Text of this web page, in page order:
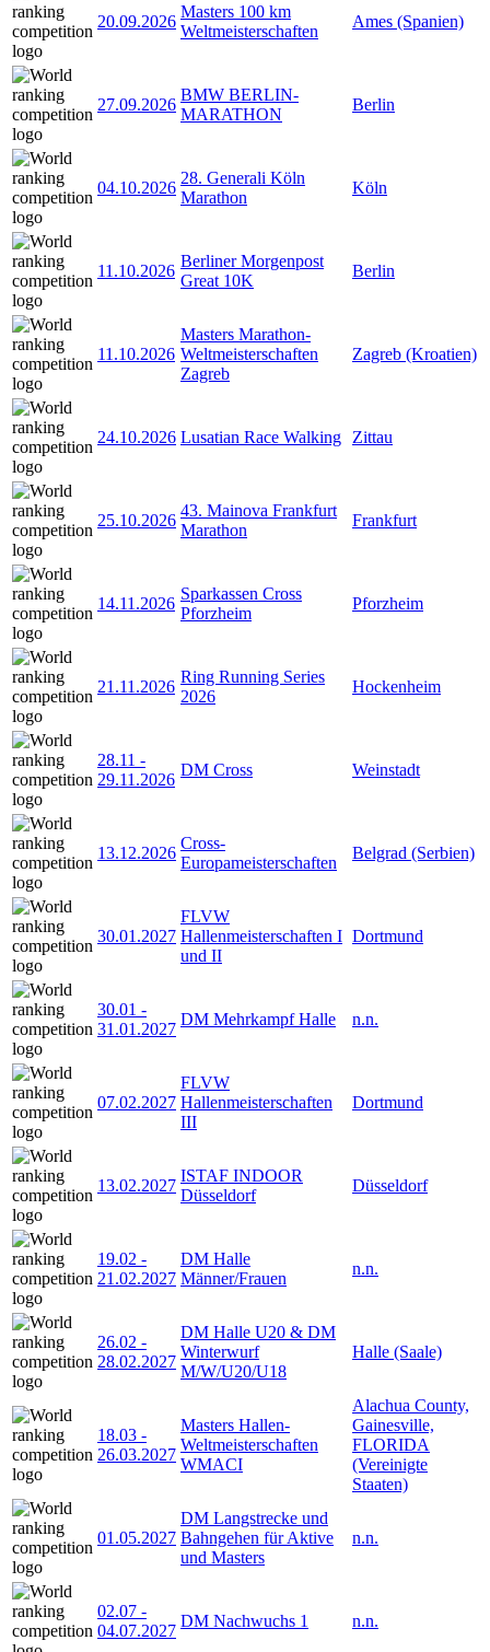
20.09.2026
Masters 100 km
Weltmeisterschaften
Ames (Spanien)
27.09.2026
BMW BERLIN-
MARATHON
Berlin
04.10.2026
28. Generali Köln
Marathon
Köln
11.10.2026
Berliner Morgenpost
Great 10K
Berlin
11.10.2026
Masters Marathon-
Weltmeisterschaften
Zagreb
Zagreb (Kroatien)
24.10.2026 Lusatian Race Walking Zittau
25.10.2026
43. Mainova Frankfurt
Marathon
Frankfurt
14.11.2026
Sparkassen Cross
Pforzheim
Pforzheim
21.11.2026
Ring Running Series
2026
Hockenheim
28.11 -
29.11.2026
DM Cross Weinstadt
13.12.2026
Cross-
Europameisterschaften
Belgrad (Serbien)
30.01.2027
FLVW
Hallenmeisterschaften I
und II
Dortmund
30.01 -
31.01.2027
DM Mehrkampf Halle n.n.
07.02.2027
FLVW
Hallenmeisterschaften
III
Dortmund
13.02.2027
ISTAF INDOOR
Düsseldorf
Düsseldorf
19.02 -
21.02.2027
DM Halle
Männer/Frauen
n.n.
26.02 -
28.02.2027
DM Halle U20 & DM
Winterwurf
M/W/U20/U18
Halle (Saale)
18.03 -
26.03.2027
Masters Hallen-
Weltmeisterschaften
WMACI
Alachua County,
Gainesville,
FLORIDA
(Vereinigte
Staaten)
01.05.2027
DM Langstrecke und
Bahngehen für Aktive
und Masters
n.n.
02.07 -
04.07.2027
DM Nachwuchs 1 n.n.